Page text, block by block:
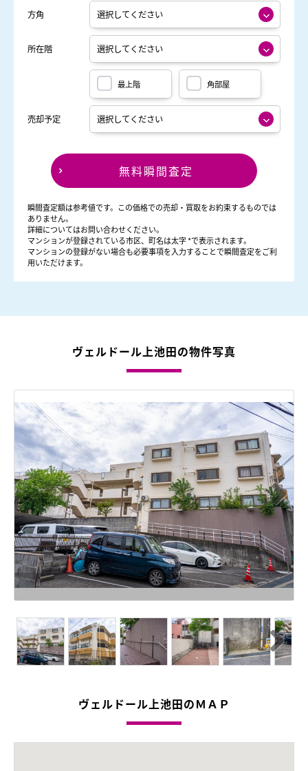
方角
所在階
最上階 角部屋
売却予定
無料瞬間査定
瞬間査定額は参考値です。この価格での売却・買取をお約束するものでは
ありません。
詳細についてはお問い合わせください。
マンションが登録されている市区、町名は太字 *で表示されます。
マンションの登録がない場合も必要事項を入力することで瞬間査定をご利
用いただけます。
ヴェルドール上池田の物件写真
Next
Next
ヴェルドール上池田のＭＡＰ